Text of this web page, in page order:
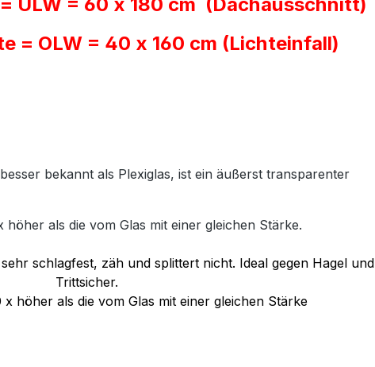
= OLW = 40 x 160 cm (Lichteinfall)
bekannt als Plexiglas, ist ein äußerst transparenter
höher als die vom Glas mit einer gleichen Stärke.
schlagfest, zäh und splittert nicht. Ideal gegen Hagel und
Trittsicher.
x höher als die vom Glas mit einer gleichen Stärke